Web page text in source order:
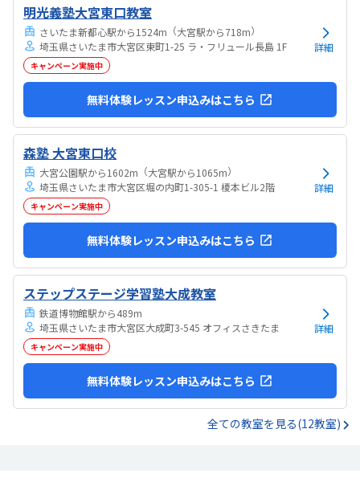
明光義塾大宮東口教室
さいたま新都心駅から1524m （大宮駅から718m）
埼玉県さいたま市大宮区東町1-25 ラ・フリュール長島 1F
キャンペーン実施中
詳細
無料体験レッスン申込みはこちら
森塾 大宮東口校
大宮公園駅から1602m （大宮駅から1065m）
埼玉県さいたま市大宮区堀の内町1-305-1 榎本ビル2階
キャンペーン実施中
詳細
無料体験レッスン申込みはこちら
ステップステージ学習塾大成教室
鉄道博物館駅から489m
埼玉県さいたま市大宮区大成町3-545 オフィスさきたま
キャンペーン実施中
詳細
無料体験レッスン申込みはこちら
全ての教室を見る(12教室)